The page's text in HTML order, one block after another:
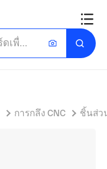
การกลึง CNC ชิ้นส่ว